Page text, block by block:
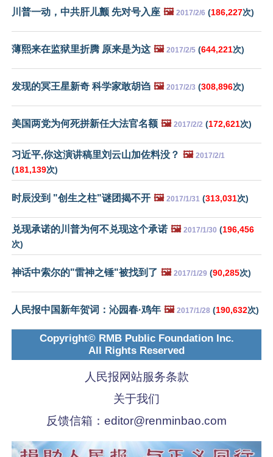
川普一动，中共肝儿颤 先对号入座 🖼️ 2017/2/6 (186,227次)
薄熙来在监狱里折腾 原来是为这 🖼️ 2017/2/5 (644,221次)
发现的冥王星新奇 科学家敢胡诌 🖼️ 2017/2/3 (308,896次)
美国两党为何死拼新任大法官名额 🖼️ 2017/2/2 (172,621次)
习近平,你这演讲稿里刘云山加佐料没？ 🖼️ 2017/2/1
(181,139次)
时辰没到 "创生之柱"谜团揭不开 🖼️ 2017/1/31 (313,031次)
兑现承诺的川普为何不兑现这个承诺 🖼️ 2017/1/30 (196,456
次)
神话中索尔的"雷神之锤"被找到了 🖼️ 2017/1/29 (90,285次)
人民报中国新年贺词：沁园春·鸡年 🖼️ 2017/1/28 (190,632次)
Copyright© RMB Public Foundation Inc.
All Rights Reserved
人民报网站服务条款
关于我们
反馈信箱： editor@renminbao.com